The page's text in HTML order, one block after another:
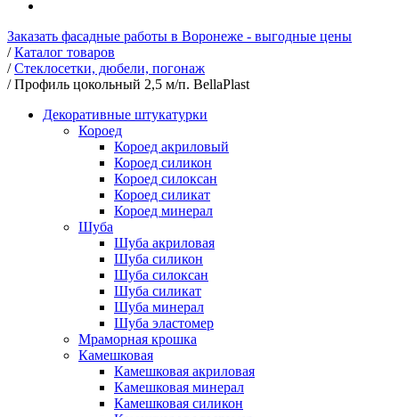
Заказать фасадные работы в Воронеже - выгодные цены
/ Каталог товаров
/ Стеклосетки, дюбели, погонаж
/ Профиль цокольный 2,5 м/п. BellaPlast
Декоративные штукатурки
Короед
Короед акриловый
Короед силикон
Короед силоксан
Короед силикат
Короед минерал
Шуба
Шуба акриловая
Шуба силикон
Шуба силоксан
Шуба силикат
Шуба минерал
Шуба эластомер
Мраморная крошка
Камешковая
Камешковая акриловая
Камешковая минерал
Камешковая силикон